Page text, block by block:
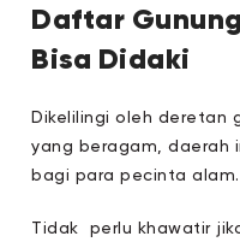
Daftar
Bisa Didaki
Dikelilingi oleh deretan
yang beragam, daerah
bagi para pecinta alam.
Tidak perlu khawatir